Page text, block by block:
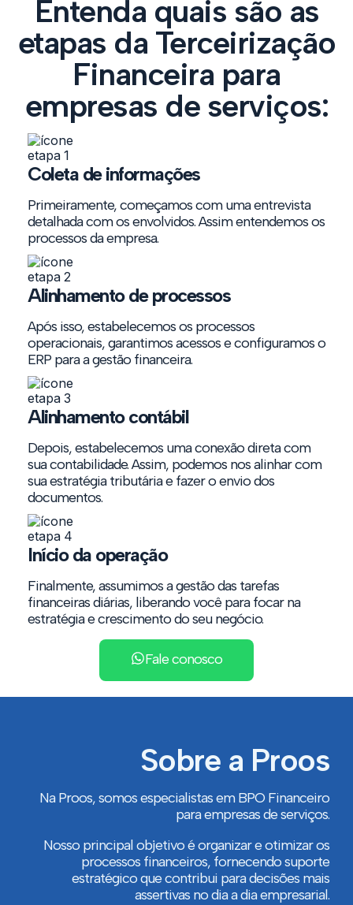
Entenda quais são as
etapas da Terceirização
Financeira para
empresas de serviços:
Coleta de informações
Primeiramente, começamos com uma entrevista
detalhada com os envolvidos. Assim entendemos os
processos da empresa.
Alinhamento de processos
Após isso, estabelecemos os processos
operacionais, garantimos acessos e configuramos o
ERP para a gestão financeira.
Alinhamento contábil
Depois, estabelecemos uma conexão direta com
sua contabilidade. Assim, podemos nos alinhar com
sua estratégia tributária e fazer o envio dos
documentos.
Início da operação
Finalmente, assumimos a gestão das tarefas
financeiras diárias, liberando você para focar na
estratégia e crescimento do seu negócio.
Fale conosco
Sobre a Proos
Na Proos, somos especialistas em BPO Financeiro
para empresas de serviços.
Nosso principal objetivo é organizar e otimizar os
processos financeiros, fornecendo suporte
estratégico que contribui para decisões mais
assertivas no dia a dia empresarial.